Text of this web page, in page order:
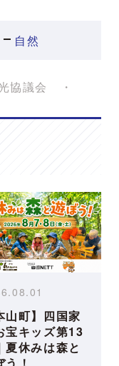
自然
協議会
山町】四国家
宝キッズ第13
夏休みは森と